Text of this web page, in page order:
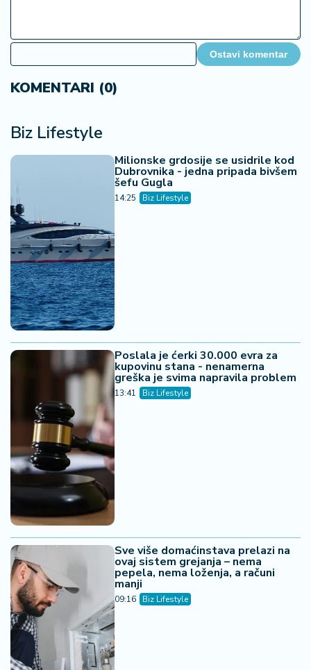
Ostavi komentar
KOMENTARI (0)
Biz Lifestyle
Milionske grdosije se usidrile kod
Dubrovnika - jedna pripada bivšem
šefu Gugla
14:25 Biz Lifestyle
Poslala je ćerki 30.000 evra za
kupovinu stana - nenamerna
greška je svima napravila problem
13:41 Biz Lifestyle
Sve više domaćinstava prelazi na
ovaj sistem grejanja – nema
pepela, nema loženja, a računi
manji
09:16 Biz Lifestyle